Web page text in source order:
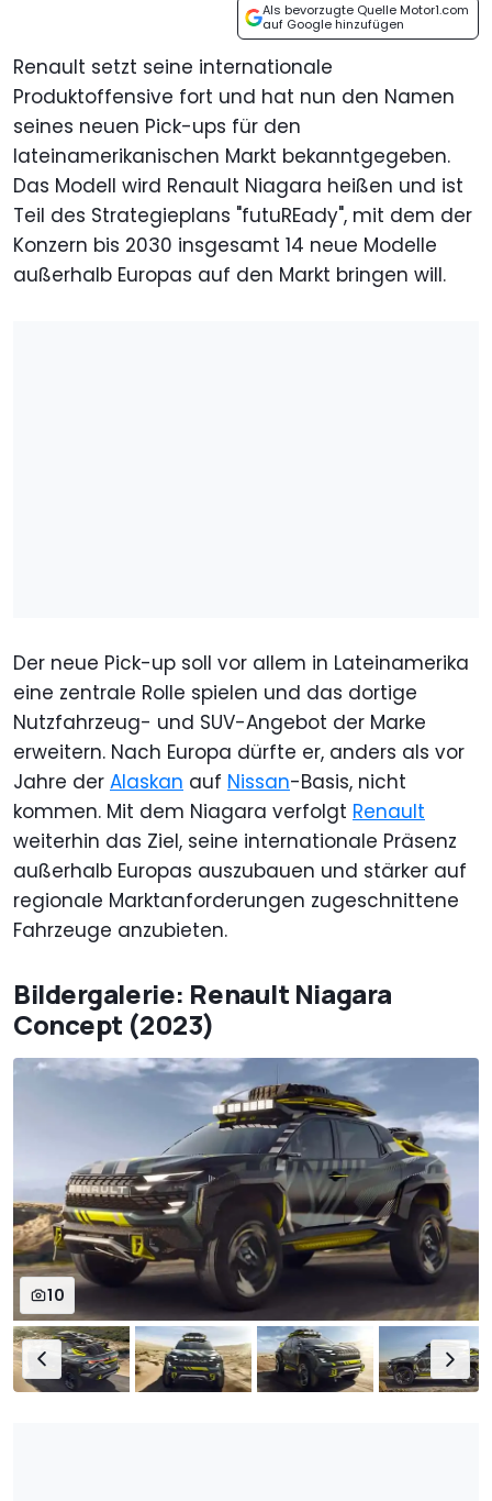
Als bevorzugte Quelle Motor1.com
auf Google hinzufügen
Renault setzt seine internationale
Produktoffensive fort und hat nun den Namen
seines neuen Pick-ups für den
lateinamerikanischen Markt bekanntgegeben.
Das Modell wird Renault Niagara heißen und ist
Teil des Strategieplans "futuREady", mit dem der
Konzern bis 2030 insgesamt 14 neue Modelle
außerhalb Europas auf den Markt bringen will.
Der neue Pick-up soll vor allem in Lateinamerika
eine zentrale Rolle spielen und das dortige
Nutzfahrzeug- und SUV-Angebot der Marke
erweitern. Nach Europa dürfte er, anders als vor
Jahre der Alaskan auf Nissan-Basis, nicht
kommen. Mit dem Niagara verfolgt Renault
weiterhin das Ziel, seine internationale Präsenz
außerhalb Europas auszubauen und stärker auf
regionale Marktanforderungen zugeschnittene
Fahrzeuge anzubieten.
Bildergalerie: Renault Niagara
Concept (2023)
10